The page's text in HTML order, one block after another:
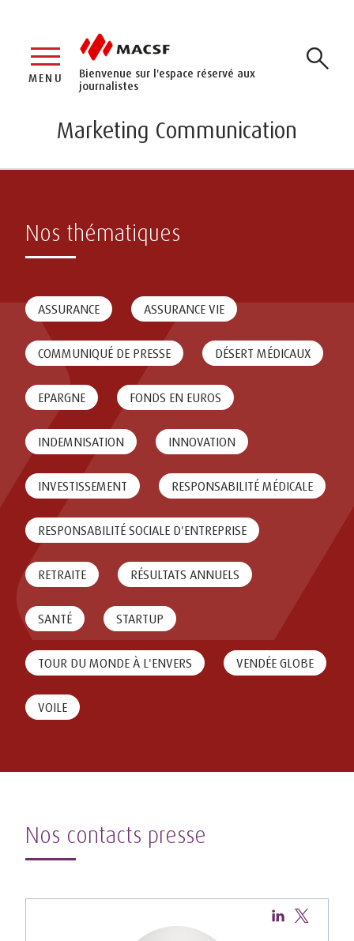
Bienvenue sur l'espace réservé aux
journalistes
MENU
Marketing Communication
Nos thématiques
ASSURANCE ASSURANCE VIE
COMMUNIQUÉ DE PRESSE DÉSERT MÉDICAUX
EPARGNE FONDS EN EUROS
INDEMNISATION INNOVATION
INVESTISSEMENT RESPONSABILITÉ MÉDICALE
RESPONSABILITÉ SOCIALE D'ENTREPRISE
RETRAITE RÉSULTATS ANNUELS
SANTÉ STARTUP
TOUR DU MONDE À L'ENVERS VENDÉE GLOBE
VOILE
Nos contacts presse